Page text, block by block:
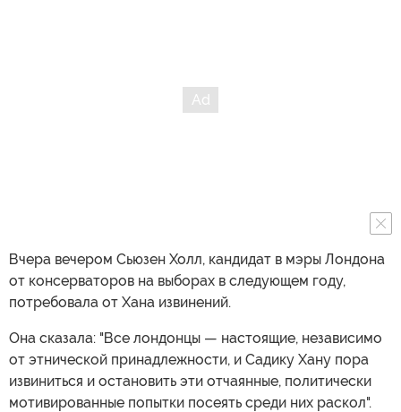
Вчера вечером Сьюзен Холл, кандидат в мэры Лондона
от консерваторов на выборах в следующем году,
потребовала от Хана извинений.
Она сказала: "Все лондонцы — настоящие, независимо
от этнической принадлежности, и Садику Хану пора
извиниться и остановить эти отчаянные, политически
мотивированные попытки посеять среди них раскол".